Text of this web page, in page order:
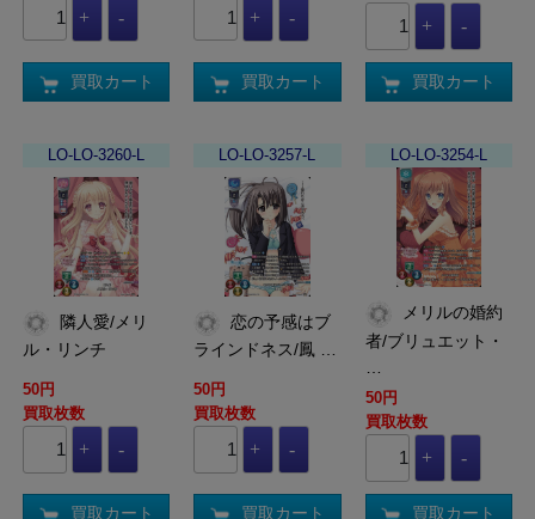
買取カート 買取カート 買取カート
LO-LO-3260-L
ル・リンチ
50円
買取枚数
買取カート
LO-LO-3257-L
恋の予感はブ
ラインドネス/鳳 …
50円
買取枚数
買取カート
LO-LO-3254-L
者/ブリュエット・
50円
買取枚数
買取カート